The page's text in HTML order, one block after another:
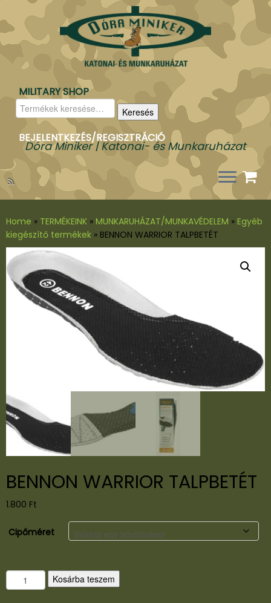
MILITARY SHOP
Keresés
a
következőre:
Keresés
BEJELENTKEZÉS/REGISZTRÁCIÓ
Dóra Miniker | Katonai- és Munkaruházat
Home » TERMÉKEINK » MUNKARUHÁZAT/MUNKAVÉDELEM » Egyéb
kiegészítő termékek » BENNON WARRIOR TALPBETÉT
BENNON WARRIOR TALPBETÉT
1.800 Ft
Cipőméret
B
E
Kosárba teszem